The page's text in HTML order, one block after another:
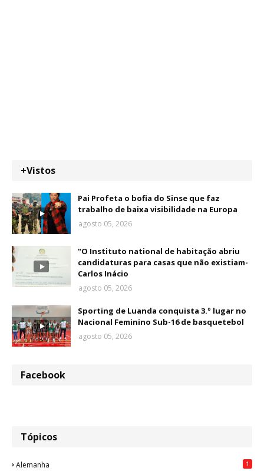
+Vistos
Pai Profeta o bofia do Sinse que faz
trabalho de baixa visibilidade na Europa
agosto 05, 2026
"O Instituto national de habitação abriu
candidaturas para casas que não existiam-
Carlos Inácio
agosto 05, 2026
Sporting de Luanda conquista 3.º lugar no
Nacional Feminino Sub-16 de basquetebol
agosto 05, 2026
Facebook
Tópicos
Alemanha 1